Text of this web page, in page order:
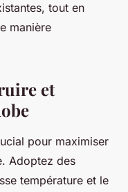
tout en
manière
et
pour maximiser
Adoptez des
température et le